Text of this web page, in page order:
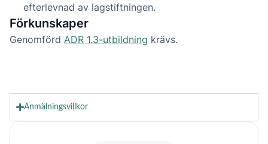
efterlevnad av lagstiftningen.
Förkunskaper
Genomförd ADR 1.3-utbildning krävs.
Anmälningsvillkor